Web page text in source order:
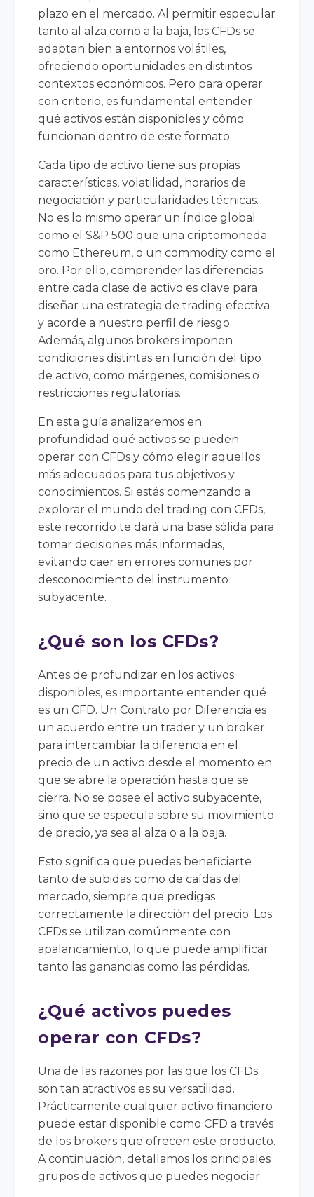
plazo en el mercado. Al permitir especular
tanto al alza como a la baja, los CFDs se
adaptan bien a entornos volátiles,
ofreciendo oportunidades en distintos
contextos económicos. Pero para operar
con criterio, es fundamental entender
qué activos están disponibles y cómo
funcionan dentro de este formato.
Cada tipo de activo tiene sus propias
características, volatilidad, horarios de
negociación y particularidades técnicas.
No es lo mismo operar un índice global
como el S&P 500 que una criptomoneda
como Ethereum, o un commodity como el
oro. Por ello, comprender las diferencias
entre cada clase de activo es clave para
diseñar una estrategia de trading efectiva
y acorde a nuestro perfil de riesgo.
Además, algunos brokers imponen
condiciones distintas en función del tipo
de activo, como márgenes, comisiones o
restricciones regulatorias.
En esta guía analizaremos en
profundidad qué activos se pueden
operar con CFDs y cómo elegir aquellos
más adecuados para tus objetivos y
conocimientos. Si estás comenzando a
explorar el mundo del trading con CFDs,
este recorrido te dará una base sólida para
tomar decisiones más informadas,
evitando caer en errores comunes por
desconocimiento del instrumento
subyacente.
¿Qué son los CFDs?
Antes de profundizar en los activos
disponibles, es importante entender qué
es un CFD. Un Contrato por Diferencia es
un acuerdo entre un trader y un broker
para intercambiar la diferencia en el
precio de un activo desde el momento en
que se abre la operación hasta que se
cierra. No se posee el activo subyacente,
sino que se especula sobre su movimiento
de precio, ya sea al alza o a la baja.
Esto significa que puedes beneficiarte
tanto de subidas como de caídas del
mercado, siempre que predigas
correctamente la dirección del precio. Los
CFDs se utilizan comúnmente con
apalancamiento, lo que puede amplificar
tanto las ganancias como las pérdidas.
¿Qué activos puedes
operar con CFDs?
Una de las razones por las que los CFDs
son tan atractivos es su versatilidad.
Prácticamente cualquier activo financiero
puede estar disponible como CFD a través
de los brokers que ofrecen este producto.
A continuación, detallamos los principales
grupos de activos que puedes negociar: